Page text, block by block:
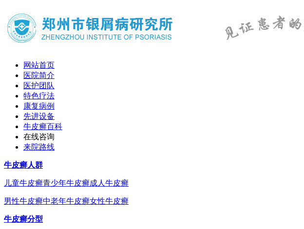
网站首页
医院简介
医护团队
特色疗法
康复病例
先进设备
牛皮癣百科
在线咨询
来院路线
牛皮癣人群
儿童牛皮癣青少年牛皮癣成人牛皮癣
男性牛皮癣中老年牛皮癣女性牛皮癣
牛皮癣分型